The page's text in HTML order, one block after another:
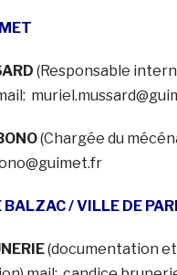
(Responsable
(Chargée du
BALZAC / VILLE DE
(documentation et